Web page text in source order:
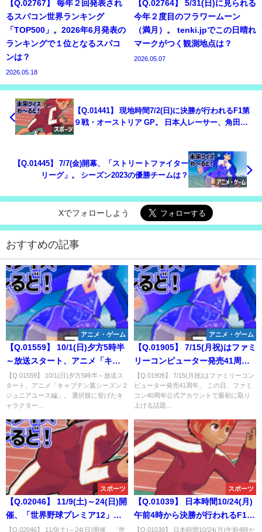
【Q.02767】 毎年２回発表され
るスパコン世界ランキング
「TOP500」。2026年6月発表の
ランキングで１位となるスパコ
ンは？
2026.05.18
【Q.02764】 5/31(日)に見られる
今年２度目のフラワームーン
（満月）。 tenki.jpでこの日晴れ
マークがつく観測地点は？
2026.05.07
【Q.01441】 現地時間7/2(日)に決勝が行われるF1第
９戦・オーストリア GP。 日本人レーサー、角田裕
【Q.01445】 7/7(金)開幕、「ストリートファイター
リーグ」。 シーズン2023の優勝チームは？
Xでフォローしよう
おすすめの記事
アニメ・ゲーム
【Q.01559】 10/1(日)夕方5時半
～放送スタート、アニメ「キャ
プテン翼シーズン２ ジュニアユ
ース編」。 選択肢に挙げたキャ
ラクターのうち、OP曲の映像で
のは？
【Q.01559】 10/1(日)夕方5時半～放送ス
タート、アニメ「キャプテン翼シーズン２
ジュニアユース編」。 選択肢に挙げたキ
ャラクター...
アニメ・ゲーム
【Q.01905】 7/15(月祝)はファミ
リーコンピューター発売41周
年。 この日、ファミコン40周年
公式アカウントで最初に取り上
げる話題は？
【Q.01905】 7/15(月祝)はファミリーコン
ピューター発売41周年。 この日、ファミ
コン40周年公式アカウントで最初に取り
上げる話題...
スポーツ
【Q.02046】 11/9(土)～24(日)開
催、「世界野球プレミア12」の
優勝国は？
【Q.02046】 11/9(土)～24(日)開催、「世
スポーツ
【Q.01039】 日本時間10/24(月)
午前4時から決勝が行われるF1グ
ランプリ第19戦・アメリカ。 日
【Q.01039】 日本時間10/24(月)午前4時か